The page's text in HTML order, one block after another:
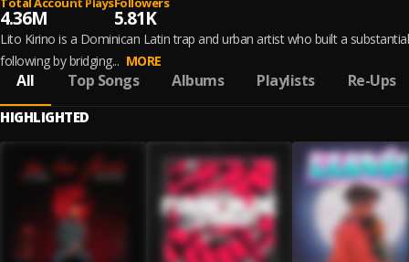
4.36M 5.81K
Lito Kirino is a Dominican Latin trap and urban artist who built a substantial
following by bridging... MORE
All Top Songs Albums Playlists Re-Ups
HIGHLIGHTED